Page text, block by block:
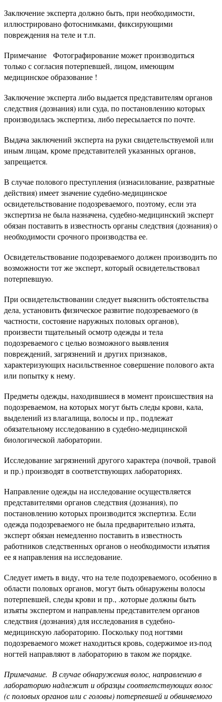
Заключение эксперта должно быть, при необходимости,
иллюстрировано фотоснимками, фиксирующими
повреждения на теле и т.п.
Примечание Фотографирование может производиться
только с согласия потерпевшей, лицом, имеющим
медицинское образование !
Заключение эксперта либо выдается представителям органов
следствия (дознания) или суда, по постановлению которых
производилась экспертиза, либо пересылается по почте.
Выдача заключений эксперта на руки свидетельствуемой или
иным лицам, кроме представителей указанных органов,
запрещается.
В случае полового преступления (изнасилование, развратные
действия) имеет значение судебно-медицинское
освидетельствование подозреваемого, поэтому, если эта
эксперти­за не была назначена, судебно-медицинский эксперт
обязан поставить в известность органы следствия (дознания) о
необходимости срочного производства ее.
Освидетельствование подозреваемого должен производить по
возможности тот же эксперт, который освидетельствовал
потерпевшую.
При освидетельствовании следует выяснить обстоятельства
дела, установить физическое развитие подозреваемого (в
частности, состояние наружных половых органов),
произвести тщательный осмотр одежды и тела
подозреваемого с целью возможного выявления
повреждений, загрязнений и других признаков,
характеризующих насильственное совершение полового акта
или попытку к нему.
Предметы одежды, находившиеся в момент происшествия на
подозреваемом, на которых могут быть следы крови, кала,
выделений из влагалища, волосы и пр., подлежат
обязательному исследованию в судебно-медицинской
биологической лаборатории.
Исследование загрязнений другого характера (почвой, травой
и пр.) производят в соответствующих лабораториях.
Направление одежды на исследование осуществляется
представителями органов следствия (дознания), по
постановлению которых производится экспертиза. Если
одежда подозреваемого не была предварительно изъята,
эксперт обязан немедленно поставить в известность
работников следственных органов о необходимости изъятия
ее я направления на исследование.
Следует иметь в виду, что на теле подозреваемого, особенно в
области половых органов, могут быть обнаружены волосы
потерпевшей, следы крови и пр., .которые должны быть
изъяты экспертом и направлены представителем органов
следствия (дознания) для исследования в судебно-
медицинскую лабораторию. Поскольку под ногтями
подозреваемого может находиться кровь, содержимое из-под
ногтей направляют в лабораторию в таком же порядке.
Примечание. В случае обнаружения волос, направлению в
лабораторию надлежит и образцы соответствующих волос
(с половых органов или с головы) потерпевшей и обвиняемого